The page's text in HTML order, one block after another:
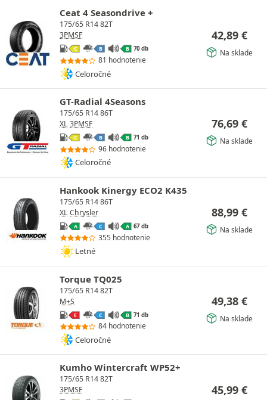
Ceat 4 Seasondrive +
175/65 R14 82T
3PMSF
C B B 70 db
81 hodnotenie
Celoročné
42,89 €
Na sklade
GT-Radial 4Seasons
175/65 R14 86T
XL 3PMSF
C B B 71 db
96 hodnotenie
Celoročné
76,69 €
Na sklade
Hankook Kinergy ECO2 K435
175/65 R14 86T
XL Chrysler
A C A 67 db
355 hodnotenie
Letné
88,99 €
Na sklade
Torque TQ025
175/65 R14 82T
M+S
E C B 71 db
84 hodnotenie
Celoročné
49,38 €
Na sklade
Kumho Wintercraft WP52+
175/65 R14 82T
3PMSF
45,99 €